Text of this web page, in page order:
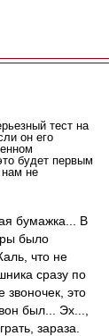
тест на
он его
будет первым
нам не
бумажка... В
было
что не
сразу по
звоночек, это
был... Эх...,
зараза.